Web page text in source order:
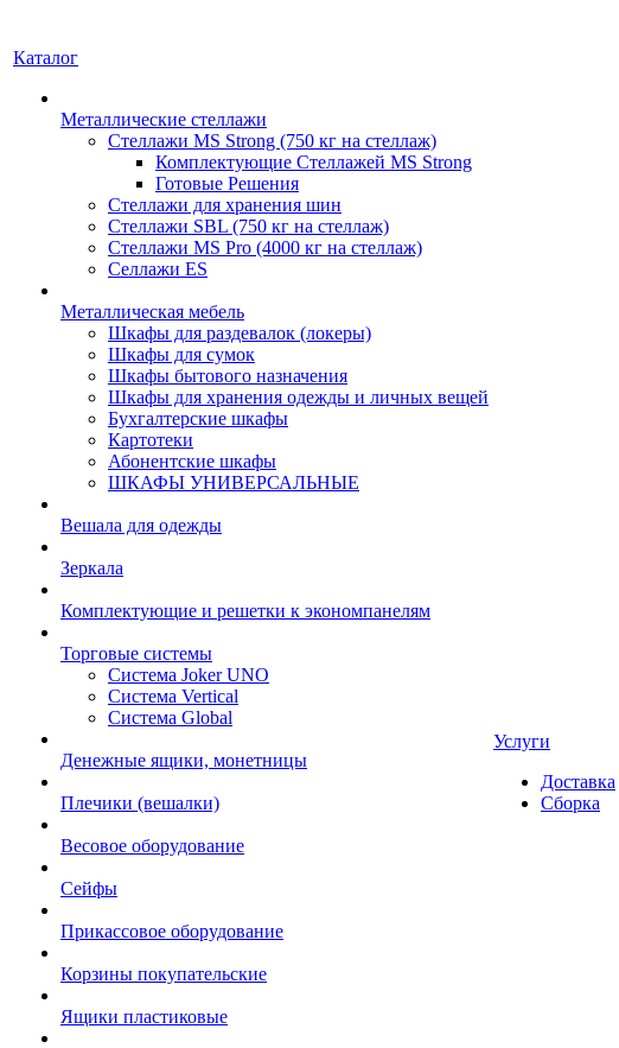
Каталог
Металлические стеллажи
Стеллажи MS Strong (750 кг на стеллаж)
Комплектующие Стеллажей MS Strong
Готовые Решения
Стеллажи для хранения шин
Стеллажи SBL (750 кг на стеллаж)
Стеллажи MS Pro (4000 кг на стеллаж)
Селлажи ES
Металлическая мебель
Шкафы для раздевалок (локеры)
Шкафы для сумок
Шкафы бытового назначения
Шкафы для хранения одежды и личных вещей
Бухгалтерские шкафы
Картотеки
Абонентские шкафы
ШКАФЫ УНИВЕРСАЛЬНЫЕ
Вешала для одежды
Зеркала
Комплектующие и решетки к экономпанелям
Торговые системы
Система Joker UNO
Система Vertical
Система Global
Денежные ящики, монетницы
Плечики (вешалки)
Весовое оборудование
Сейфы
Прикассовое оборудование
Корзины покупательские
Ящики пластиковые
Услуги
Доставка
Сборка